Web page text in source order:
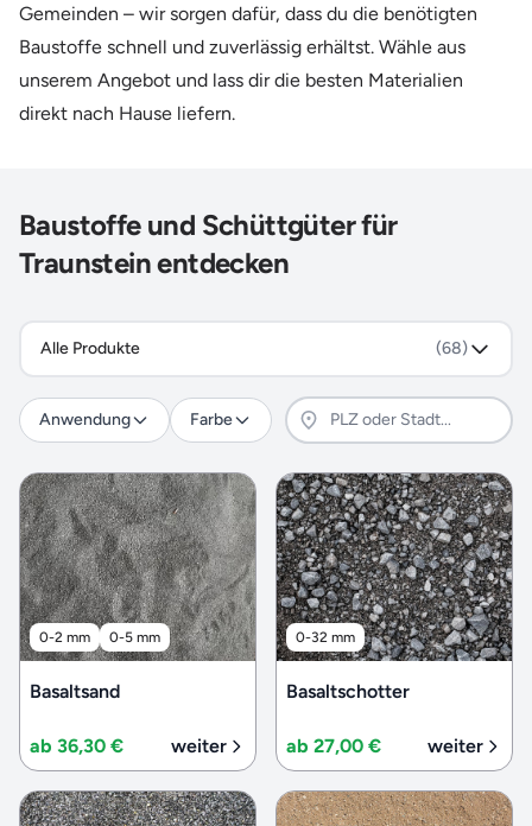
Gemeinden – wir sorgen dafür, dass du die benötigten
Baustoffe schnell und zuverlässig erhältst. Wähle aus
unserem Angebot und lass dir die besten Materialien
direkt nach Hause liefern.
Baustoffe und Schüttgüter für
Traunstein entdecken
Alle Produkte (68)
Anwendung Farbe
0-2 mm 0-5 mm
Basaltsand
ab 36,30 € weiter
0-32 mm
Basaltschotter
ab 27,00 € weiter